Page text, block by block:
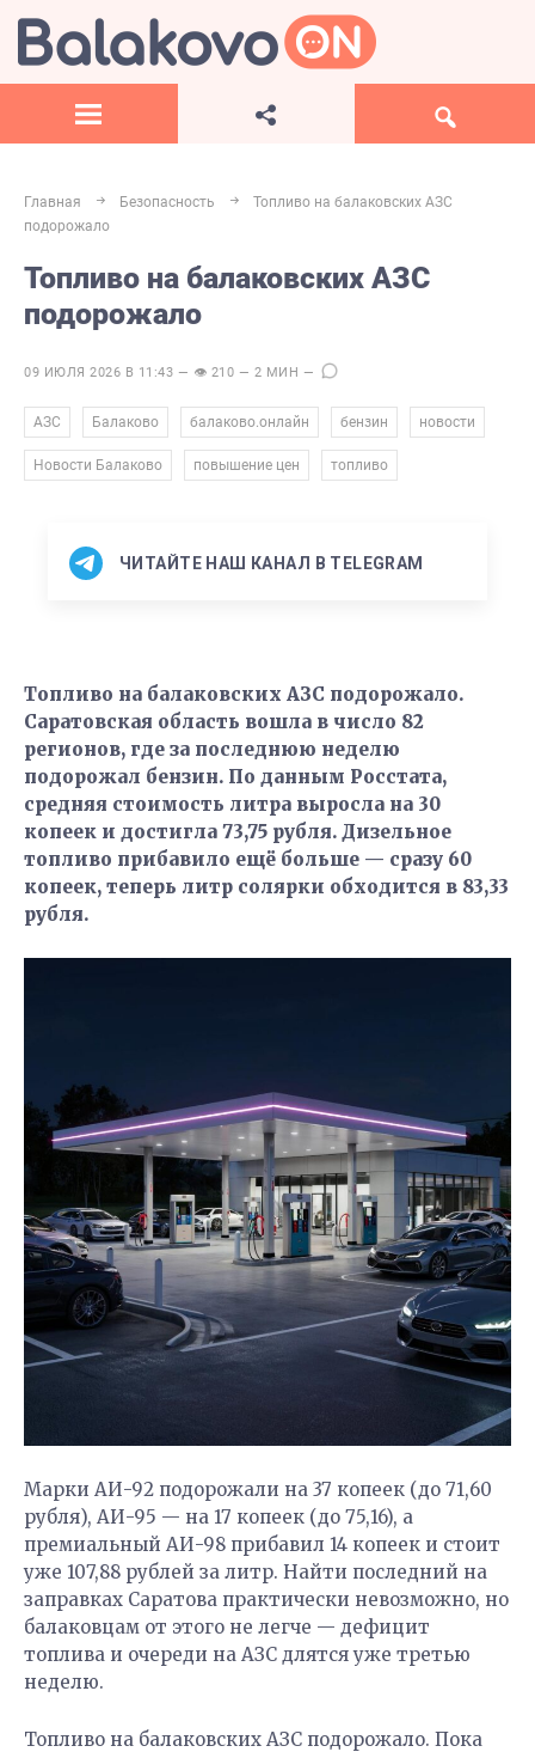
Главная Безопасность
Топливо на балаковских АЗС
подорожало
Топливо на балаковских АЗС
подорожало
09 ИЮЛЯ 2026 В 11:43 — 👁 210 — 2 МИН —
АЗС Балаково балаково.онлайн бензин новости
Новости Балаково повышение цен топливо
ЧИТАЙТЕ НАШ КАНАЛ В TELEGRAM
Топливо на балаковских АЗС подорожало.
Саратовская область вошла в число 82
регионов, где за последнюю неделю
подорожал бензин. По данным Росстата,
средняя стоимость литра выросла на 30
копеек и достигла 73,75 рубля. Дизельное
топливо прибавило ещё больше — сразу 60
копеек, теперь литр солярки обходится в 83,33
рубля.
Марки АИ-92 подорожали на 37 копеек (до 71,60
рубля), АИ-95 — на 17 копеек (до 75,16), а
премиальный АИ-98 прибавил 14 копеек и стоит
уже 107,88 рублей за литр. Найти последний на
заправках Саратова практически невозможно, но
балаковцам от этого не легче — дефицит
топлива и очереди на АЗС длятся уже третью
неделю.
Топливо на балаковских АЗС подорожало. Пока